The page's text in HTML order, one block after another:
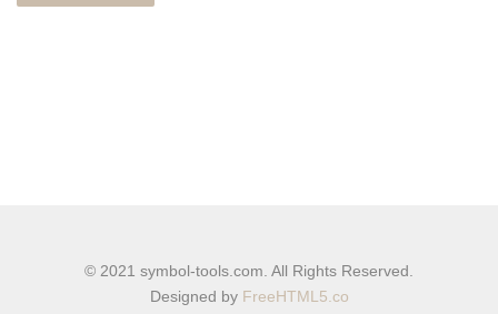
© 2021 symbol-tools.com. All Rights Reserved.
Designed by FreeHTML5.co